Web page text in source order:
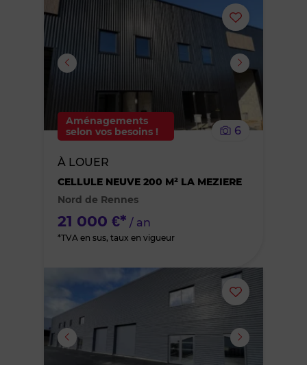
Ajouter
ou
supprimer
le
des
Aménagements
selon vos besoins !
6
À LOUER
CELLULE NEUVE 200 M² LA MEZIERE
Nord de Rennes
21 000 €* / an
*TVA en sus, taux en vigueur
Ajouter
ou
supprimer